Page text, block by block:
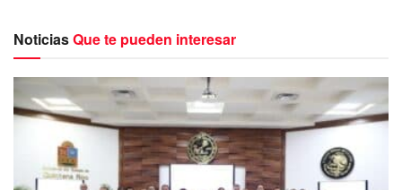
reportan fallas en el suministro eléctrico en cinco colonias.
NoticiasQue te pueden interesar